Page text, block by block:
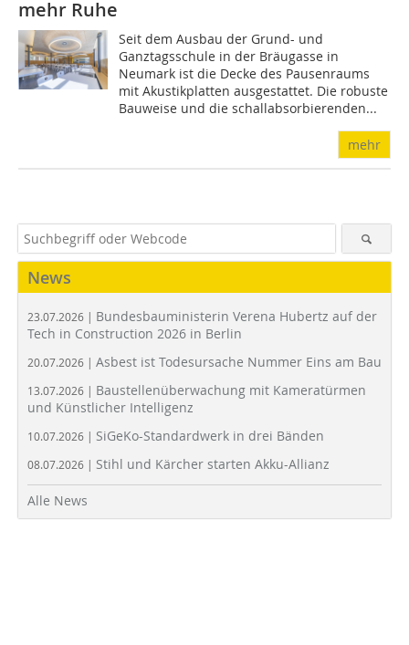
mehr Ruhe
Seit dem Ausbau der Grund- und
Ganztagsschule in der Bräugasse in
Neumark ist die Decke des Pausenraums
mit Akustikplatten ausgestattet. Die robuste
Bauweise und die schallabsor­bierenden...
mehr
News
23.07.2026 | Bundesbauministerin Verena Hubertz auf der
Tech in Construction 2026 in Berlin
20.07.2026 | Asbest ist Todesursache Nummer Eins am Bau
13.07.2026 | Baustellenüberwachung mit Kameratürmen
und Künstlicher Intelligenz
10.07.2026 | SiGeKo-Standardwerk in drei Bänden
08.07.2026 | Stihl und Kärcher starten Akku-Allianz
Alle News